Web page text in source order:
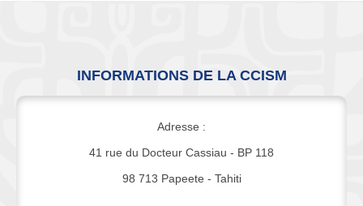
INFORMATIONS DE LA CCISM
Adresse :
41 rue du Docteur Cassiau - BP 118
98 713 Papeete - Tahiti